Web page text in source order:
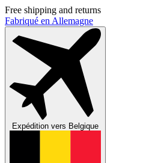
Free shipping and returns
Fabriqué en Allemagne
Expédition vers Belgique